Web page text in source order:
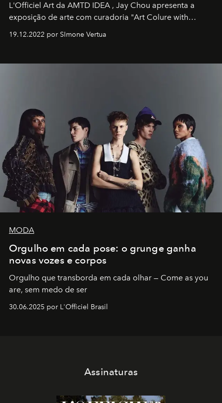
L'Officiel Art da AMTD IDEA , Jay Chou apresenta a
exposição de arte com curadoria "Art Colure with
19.12.2022 por SImone Vertua
MODA
Orgulho em cada pose: o grunge ganha
novas vozes e corpos
Orgulho que transborda em cada olhar — Come as you
are, sem medo de ser
30.06.2025 por L'Officiel Brasil
Assinaturas